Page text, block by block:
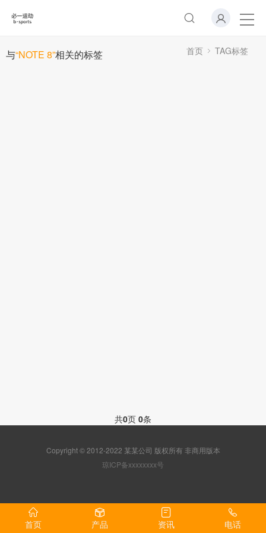
与“NOTE 8”相关的标签 首页 TAG标签
共0页 0条
Copyright © 2012-2022 某某公司 版权所有 非商用版本
琼ICP备xxxxxxxx号
首页 产品 资讯 电话